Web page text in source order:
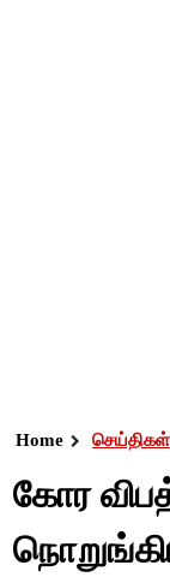
Home செய்திகள்
கோர